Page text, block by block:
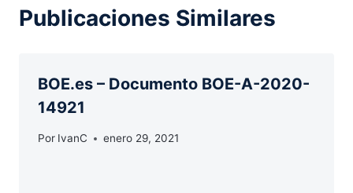
Publicaciones Similares
BOE.es – Documento BOE-A-2020-
14921
Por IvanC enero 29, 2021